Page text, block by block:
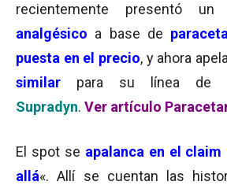
recientemente presentó un
analgésico a base de
puesta en el precio, y ahora
similar para su línea de
Supradyn. Ver artículo
El spot se apalanca en el claim
allá«. Allí se cuentan las